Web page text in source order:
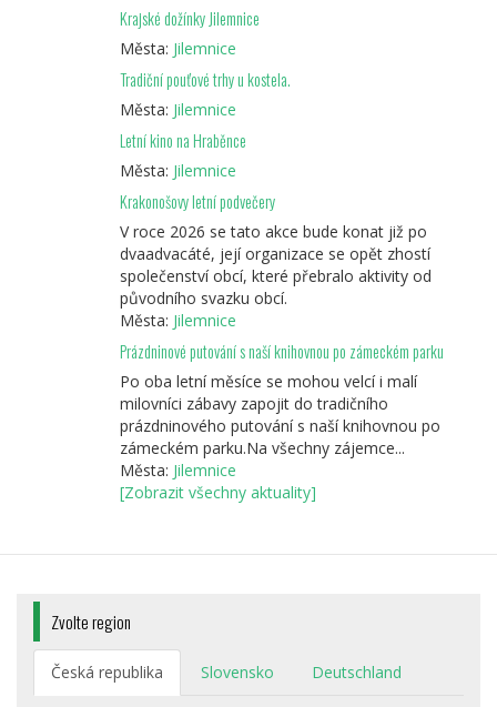
Krajské dožínky Jilemnice
Města: Jilemnice
Tradiční pouťové trhy u kostela.
Města: Jilemnice
Letní kino na Hraběnce
Města: Jilemnice
Krakonošovy letní podvečery
V roce 2026 se tato akce bude konat již po
dvaadvacáté, její organizace se opět zhostí
společenství obcí, které přebralo aktivity od
původního svazku obcí.
Města: Jilemnice
Prázdninové putování s naší knihovnou po zámeckém parku
Po oba letní měsíce se mohou velcí i malí
milovníci zábavy zapojit do tradičního
prázdninového putování s naší knihovnou po
zámeckém parku.Na všechny zájemce...
Města: Jilemnice
[Zobrazit všechny aktuality]
Zvolte region
Česká republika Slovensko Deutschland